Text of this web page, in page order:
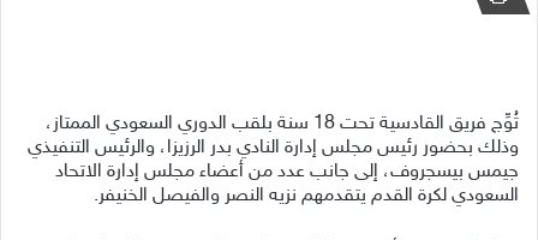
تُوِّج فريق القادسية تحت 18 سنة بلقب الدوري السعودي الممتاز،
وذلك بحضور رئيس مجلس إدارة النادي بدر الرزيزا، والرئيس التنفيذي
جيمس بيسجروف، إلى جانب عدد من أعضاء مجلس إدارة الاتحاد
السعودي لكرة القدم يتقدمهم نزيه النصر والفيصل الخنيفر.